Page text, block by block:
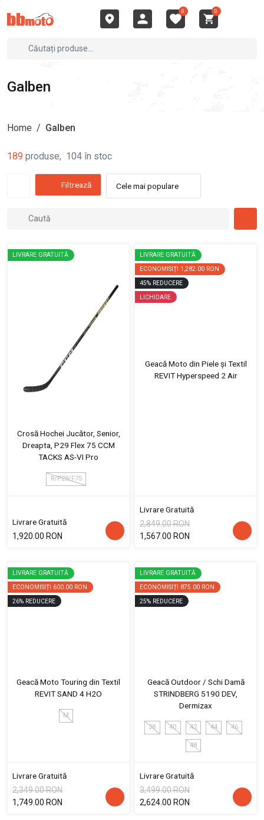
0 0
Galben
Home / Galben
189 produse, 104 în stoc
Filtrează Cele mai populare
LIVRARE GRATUITĂ
Crosă Hochei Jucător, Senior,
Dreapta, P29 Flex 75 CCM
TACKS AS-VI Pro
R/P29/F75
Livrare Gratuită
1,920.00 RON
LIVRARE GRATUITĂ
ECONOMISIȚI 1,282.00 RON
45% REDUCERE
LICHIDARE
Geacă Moto din Piele și Textil
REVIT Hyperspeed 2 Air
Livrare Gratuită
2,849.00 RON
1,567.00 RON
LIVRARE GRATUITĂ
ECONOMISIȚI 600.00 RON
26% REDUCERE
Geacă Moto Touring din Textil
REVIT SAND 4 H2O
M
Livrare Gratuită
2,349.00 RON
1,749.00 RON
LIVRARE GRATUITĂ
ECONOMISIȚI 875.00 RON
25% REDUCERE
Geacă Outdoor / Schi Damă
STRINDBERG 5190 DEV,
Dermizax
38 40 42 44 46
48
Livrare Gratuită
3,499.00 RON
2,624.00 RON